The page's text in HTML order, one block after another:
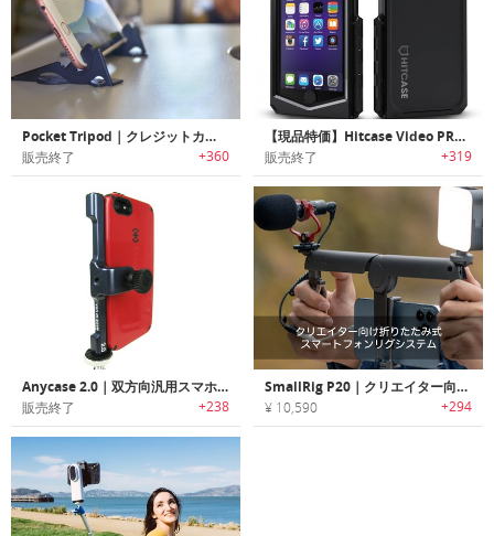
Pocket Tripod｜クレジットカードサイズのスマホ用三脚「ポケットトライポッド」
販売終了 +360
【現品特価】Hitcase Video PRO｜iPhone シリーズ用耐衝撃防水ケース「ヒットケースビデオプロ」
販売終了 +319
Anycase 2.0｜双方向汎用スマホ用三脚アダプター エニーケース 2.0
販売終了 +238
SmallRig P20｜クリエイター向け折りたたみ式スマートフォンリグシステム
¥ 10,590 +294